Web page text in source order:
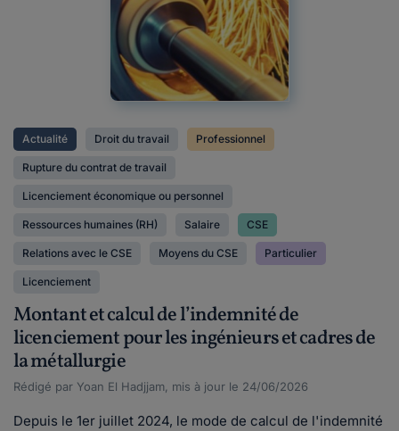
Actualité Droit du travail Professionnel
Rupture du contrat de travail
Licenciement économique ou personnel
Ressources humaines (RH) Salaire CSE
Relations avec le CSE Moyens du CSE Particulier
Licenciement
Montant et calcul de l’indemnité de
licenciement pour les ingénieurs et cadres de
la métallurgie
Rédigé par Yoan El Hadjjam, mis à jour le 24/06/2026
Depuis le 1er juillet 2024, le mode de calcul de l'indemnité